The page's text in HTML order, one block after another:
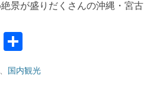
景が盛りだくさんの沖縄・宮古
H
e国内観光